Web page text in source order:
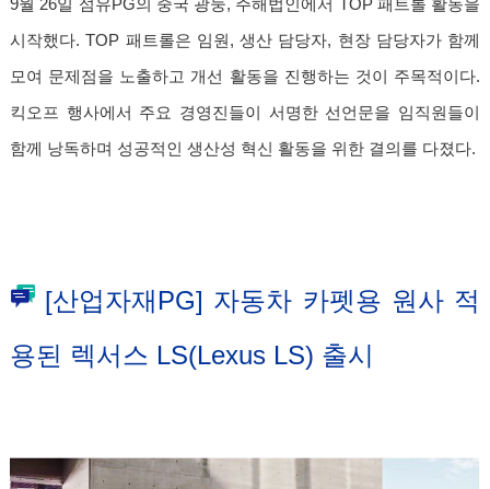
9월 26일 섬유PG의 중국 광둥, 주해법인에서 TOP 패트롤 활동을
시작했다. TOP 패트롤은 임원, 생산 담당자, 현장 담당자가 함께
모여 문제점을 노출하고 개선 활동을 진행하는 것이 주목적이다.
킥오프 행사에서 주요 경영진들이 서명한 선언문을 임직원들이
함께 낭독하며 성공적인 생산성 혁신 활동을 위한 결의를 다졌다.
[산업자재PG] 자동차 카펫용 원사 적
용된 렉서스 LS(Lexus LS) 출시